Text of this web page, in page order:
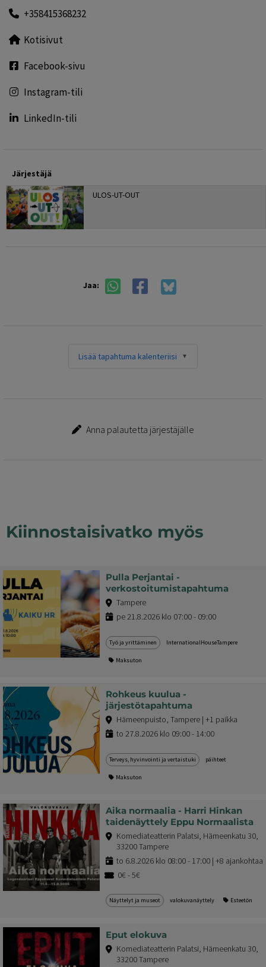
+358415368232
Kotisivut
Facebook-sivu
Instagram-tili
LinkedIn-tili
Järjestäjä
ULOS-UT-OUT
Jaa:
Lisää tapahtuma kalenteriisi
Anna palautetta järjestäjälle
Kiinnostaisivatko myös
Pulla Perjantai -
verkostoitumistapahtuma
Tampere
pe 21.8.2026 klo 07:00 - 09:00
Työ ja yrittäminen InternationalHouseTampere
Maksuton
Rohkeus kuulua -
järjestötapahtuma
Hämeenpuisto, Tampere | +1 paikka
to 27.8.2026 klo 09:00 - 14:00
Terveys, hyvinvointi ja vertaistuki päihteet
Maksuton
Aika normaalia - Harri Hinkan
taidenäyttely Eppu Normaalista
Komediateatterin Palatsi, Hämeenkatu 30,
33200 Tampere
to 6.8.2026 klo 08:00 - 17:00 | +8 ajankohtaa
0€ - 5€
Näyttelyt ja museot valokuvanäyttely Esteetön
Eput elokuva
Komediateatterin Palatsi, Hämeenkatu 30,
33200 Tampere